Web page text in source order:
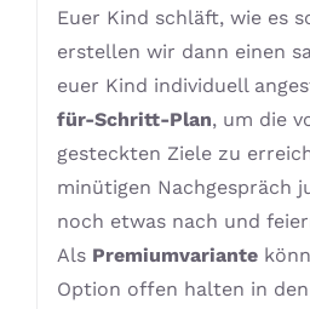
Euer Kind schläft, wie es
erstellen wir dann einen
euer Kind individuell
für-Schritt-Plan, um die
gesteckten Ziele zu
minütigen Nachgespräch
noch etwas nach und
Als Premiumvariante
Option offen halten in